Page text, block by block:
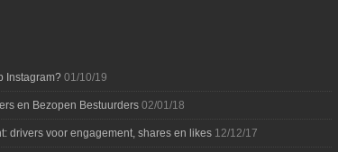
Instagram? 01/10/19
en Bezopen Bestuurders 02/01/18
drivers voor engagement, shares en likes 12/12/17